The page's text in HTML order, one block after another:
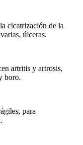
cicatrización de la
úlceras.
artritis y artrosis,
boro.
para